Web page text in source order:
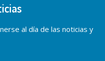
al día de las noticias y